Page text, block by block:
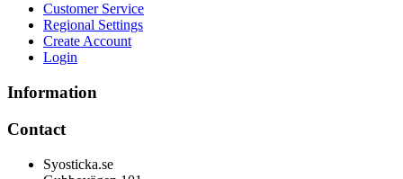
Customer Service
Regional Settings
Create Account
Login
Information
Contact
Syosticka.se